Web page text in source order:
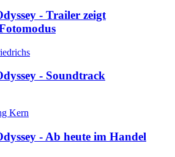
- Trailer zeigt
- Soundtrack
Kern
- Ab heute im Handel